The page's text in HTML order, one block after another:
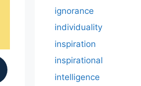
ignorance
individuality
inspiration
inspirational
intelligence